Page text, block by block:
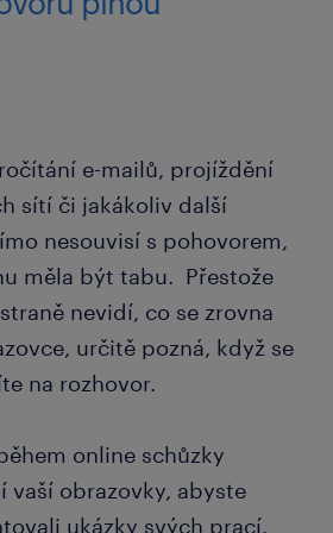
e-mailů, projíždění
sítí či jakákoliv další
nesouvisí s pohovorem,
měla být tabu. Přestože
nevidí, co se zrovna
určitě pozná, když se
na rozhovor.
online schůzky
vaší obrazovky, abyste
ukázky svých prací.